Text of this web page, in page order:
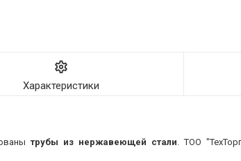
Характеристики
трубы из нержавеющей стали. ТОО